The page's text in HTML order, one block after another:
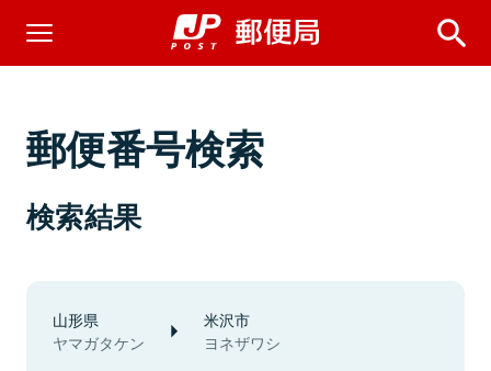
郵便番号検索
検索結果
山形県
ヤマガタケン
米沢市
ヨネザワシ